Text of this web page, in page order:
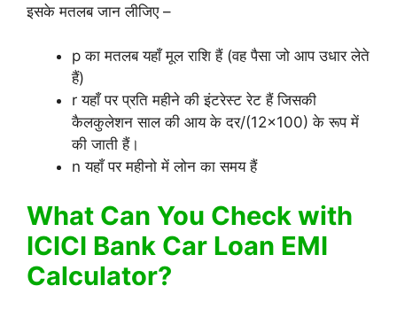
इसके मतलब जान लीजिए –
p का मतलब यहाँ मूल राशि हैं (वह पैसा जो आप उधार लेते
हैं)
r यहाँ पर प्रति महीने की इंटरेस्ट रेट हैं जिसकी
कैलकुलेशन साल की आय के दर/(12×100) के रूप में
की जाती हैं।
n यहाँ पर महीनो में लोन का समय हैं
What Can You Check with
ICICI Bank Car Loan EMI
Calculator?